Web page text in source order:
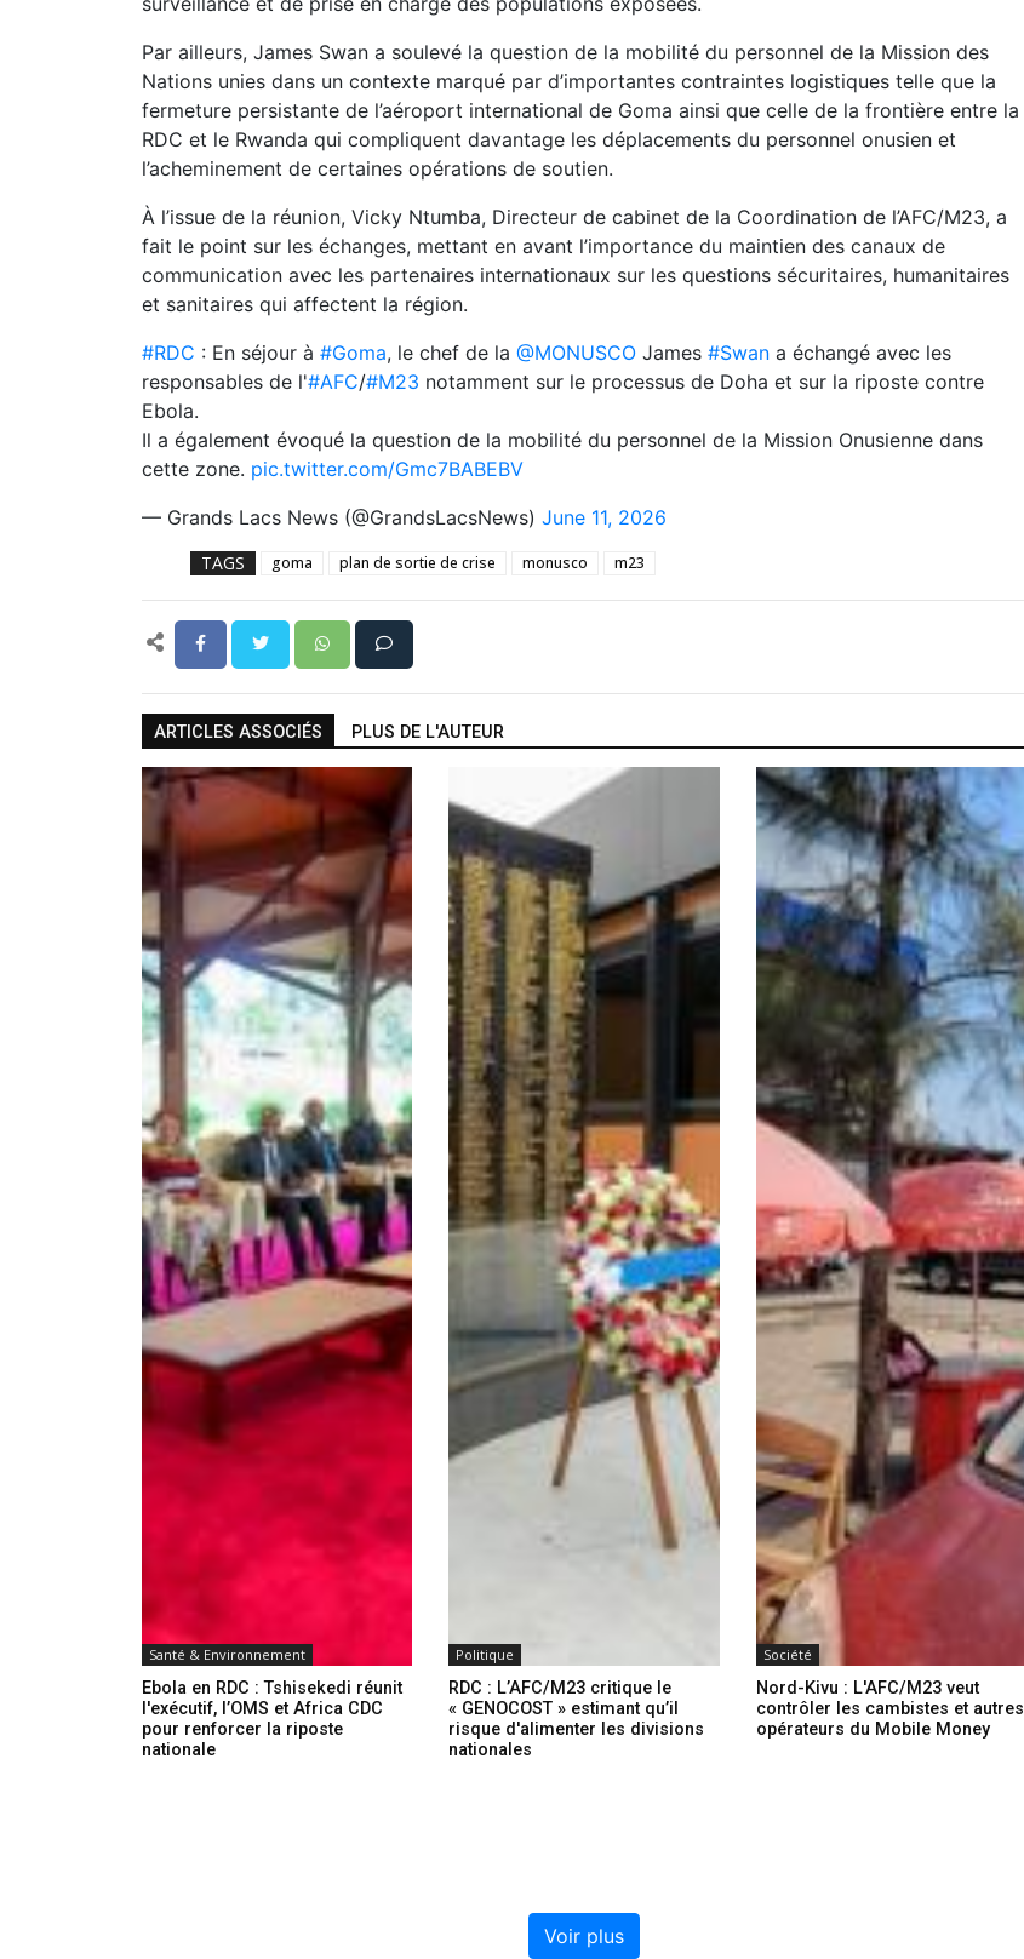
Par ailleurs, James Swan a soulevé la question de la mobilité du personnel de la Mission des
Nations unies dans un contexte marqué par d’importantes contraintes logistiques telle que la
fermeture persistante de l’aéroport international de Goma ainsi que celle de la frontière entre la
RDC et le Rwanda qui compliquent davantage les déplacements du personnel onusien et
l’acheminement de certaines opérations de soutien.
À l’issue de la réunion, Vicky Ntumba, Directeur de cabinet de la Coordination de l’AFC/M23, a
fait le point sur les échanges, mettant en avant l’importance du maintien des canaux de
communication avec les partenaires internationaux sur les questions sécuritaires, humanitaires
et sanitaires qui affectent la région.
#RDC : En séjour à #Goma, le chef de la @MONUSCO James #Swan a échangé avec les
responsables de l'#AFC/#M23 notamment sur le processus de Doha et sur la riposte contre
Ebola.
Il a également évoqué la question de la mobilité du personnel de la Mission Onusienne dans
cette zone. pic.twitter.com/Gmc7BABEBV
— Grands Lacs News (@GrandsLacsNews) June 11, 2026
TAGS goma plan de sortie de crise monusco m23
ARTICLES ASSOCIÉS PLUS DE L'AUTEUR
Santé & Environnement
Ebola en RDC : Tshisekedi réunit
l'exécutif, l’OMS et Africa CDC
pour renforcer la riposte
nationale
Politique
RDC : L’AFC/M23 critique le
« GENOCOST » estimant qu’il
risque d'alimenter les divisions
nationales
Société
Nord-Kivu : L'AFC/M23 veut
contrôler les cambistes et autres
opérateurs du Mobile Money
Voir plus